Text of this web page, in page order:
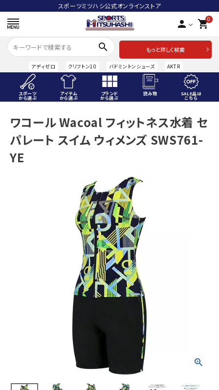
スポーツミツハシ公式オンラインストア
person 0
shopping_cart
search
もっと詳しく検索
アディゼロ クリフトン10 バドミントンシューズ AKTR
スポーツ
から選ぶ
アイテム
から選ぶ
ブランド
から選ぶ
読み物 SALE品は
こちら
ようこそ ゲスト 様
meeting_room ログイン
ワコール Wacoal フィットネス水着 セ
パレート スイム ウィメンズ SWS761-
YE